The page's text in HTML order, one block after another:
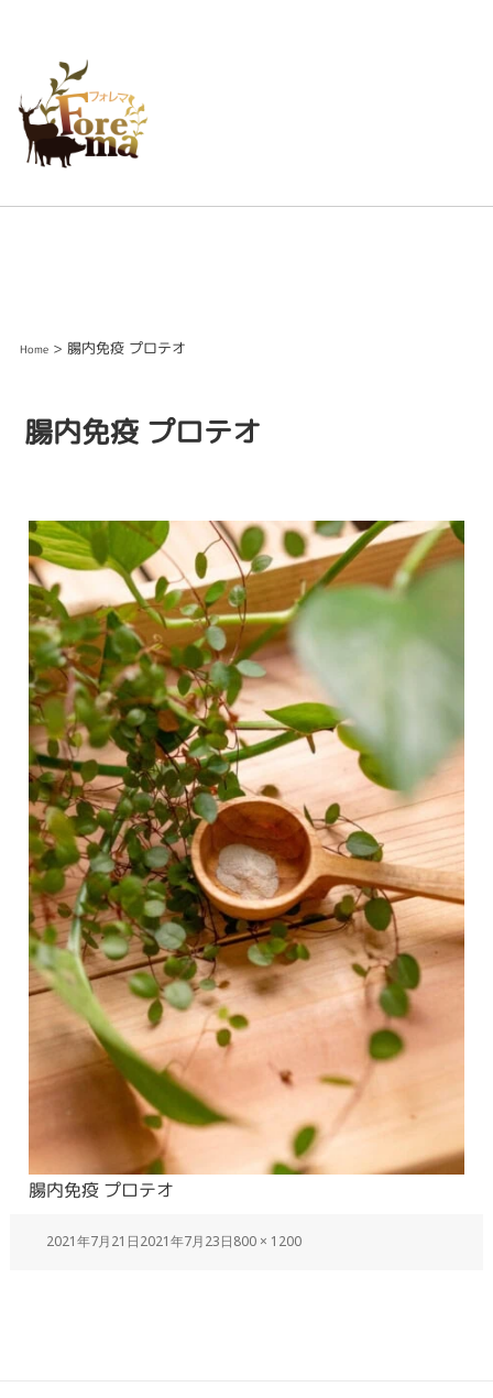
Home> 腸内免疫 プロテオ
腸内免疫 プロテオ
腸内免疫 プロテオ
2021年7月21日2021年7月23日800 × 1200